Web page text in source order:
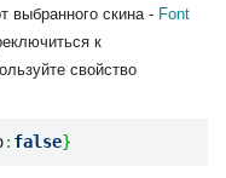
выбранного скина - Font
к
свойство
: false}